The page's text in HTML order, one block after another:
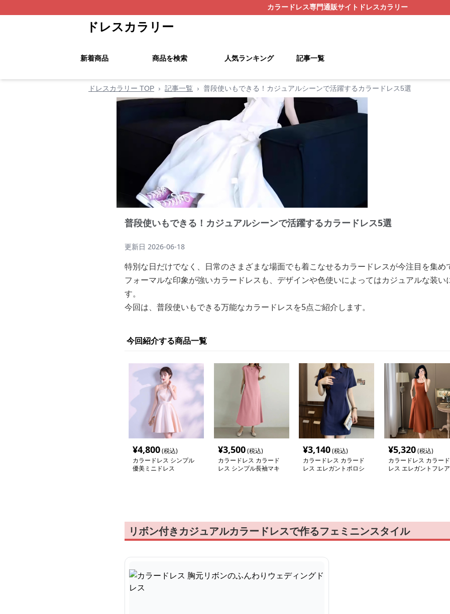
カラードレス専門通販サイト ドレスカラリー
ドレスカラリー
新着商品 商品を検索 人気ランキング 記事一覧
ドレスカラリー TOP › 記事一覧 › 普段使いもできる！カジュアルシーンで活躍するカラードレス5選
普段使いもできる！カジュアルシーンで活躍するカラードレス5選
更新日 2026-06-18
特別な日だけでなく、日常のさまざまな場面でも着こなせるカラードレスが今注目を集め
フォーマルな印象が強いカラードレスも、デザインや色使いによってはカジュアルな装
す。
今回は、普段使いもできる万能なカラードレスを5点ご紹介します。
今回紹介する商品一覧
¥4,800(税込)
カラードレス シンプル
優美ミニドレス
¥3,500(税込)
カラードレス カラード
レス シンプル長袖マキ
¥3,140(税込)
カラードレス カラード
レス エレガントポロシ
¥5,320(税込)
カラードレス カラード
レス エレガントフレア
リボン付きカジュアルカラードレスで作るフェミニンスタイル